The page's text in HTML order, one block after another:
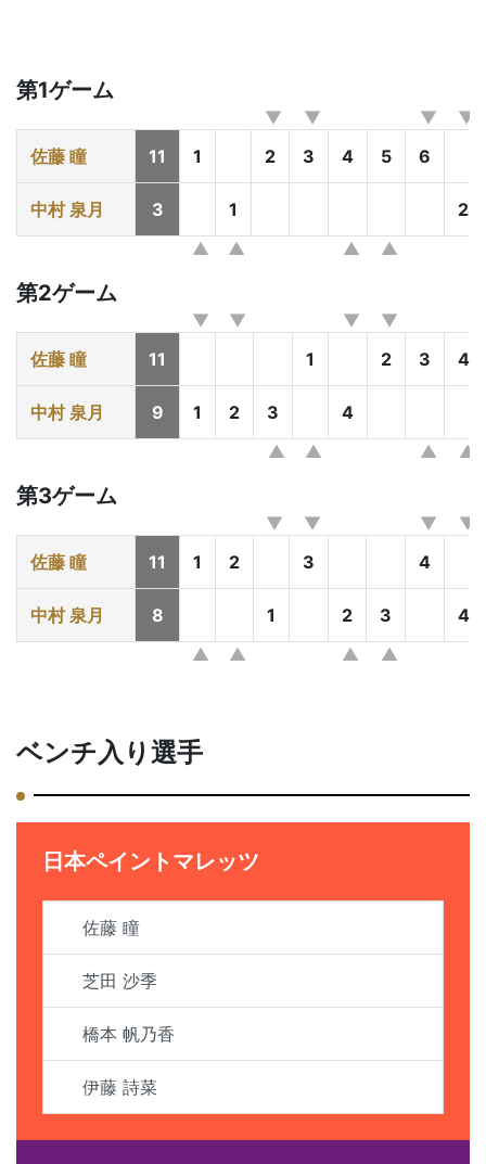
第1ゲーム
佐藤 瞳 11 1 2 3 4 5 6
中村 泉月 3 1 2
第2ゲーム
佐藤 瞳 11 1 2 3 4
中村 泉月 9 1 2 3 4
第3ゲーム
佐藤 瞳 11 1 2 3 4
中村 泉月 8 1 2 3 4
ベンチ入り選手
日本ペイントマレッツ
佐藤 瞳
芝田 沙季
橋本 帆乃香
伊藤 詩菜